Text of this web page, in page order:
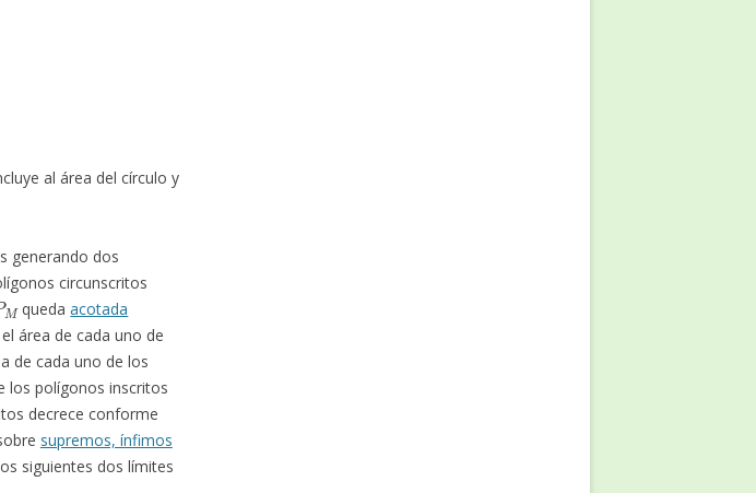
al área del círculo y
generando dos
circunscritos
M
quedaacotada
área de cada uno de
de cada uno de los
los polígonos inscritos
decrece conforme
supremos, ínfimos
siguientes dos límites